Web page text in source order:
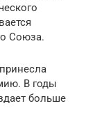
Союза.
В годы
больше